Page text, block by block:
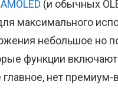
AMOLED (и обычных
максимального
небольшое но
функции
нет